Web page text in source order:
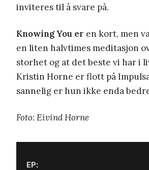
inviteres til å svare på.
Knowing You er en kort, men
en liten halvtimes meditasjon
storhet og at det beste vi har i
Kristin Horne er flott på
sannelig er hun ikke enda
Foto: Eivind Horne
EP: